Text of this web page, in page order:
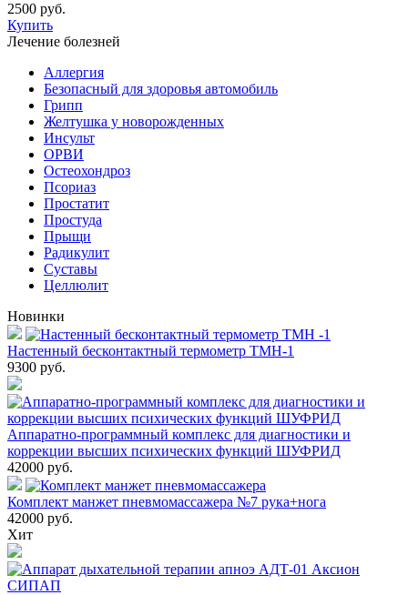
2500 руб.
Купить
Лечение болезней
Аллергия
Безопасный для здоровья автомобиль
Грипп
Желтушка у новорожденных
Инсульт
ОРВИ
Остеохондроз
Пcориаз
Простатит
Простуда
Прыщи
Радикулит
Суставы
Целлюлит
Новинки
Настенный бесконтактный термометр ТМН-1
9300 руб.
Аппаратно-программный комплекс для диагностики и
коррекции высших психических функций ШУФРИД
42000 руб.
Комплект манжет пневмомассажера №7 рука+нога
42000 руб.
Хит